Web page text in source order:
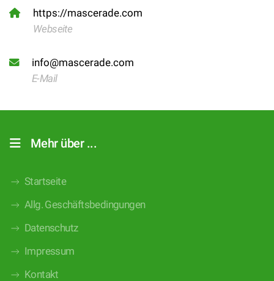
https://mascerade.com
Webseite
info@mascerade.com
E-Mail
Mehr über ...
Startseite
Allg. Geschäftsbedingungen
Datenschutz
Impressum
Kontakt